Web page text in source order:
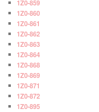
1Z0-859
1Z0-860
1Z0-861
1Z0-862
1Z0-863
1Z0-864
1Z0-868
1Z0-869
1Z0-871
1Z0-872
1Z0-895